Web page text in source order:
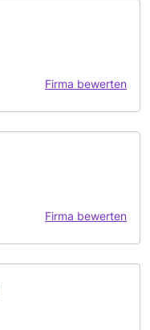
Firma bewerten
Firma bewerten